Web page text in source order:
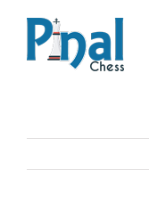
contenido